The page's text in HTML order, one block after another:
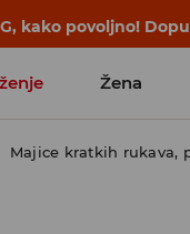
📒Najbolje
Žena
Majice kratkih rukava,